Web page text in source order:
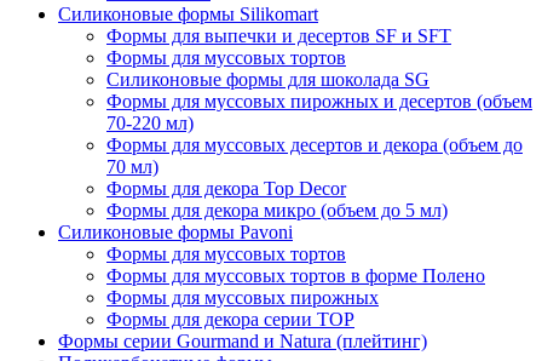
Силиконовые формы Silikomart
Формы для выпечки и десертов SF и SFT
Формы для муссовых тортов
Силиконовые формы для шоколада SG
Формы для муссовых пирожных и десертов (объем
70-220 мл)
Формы для муссовых десертов и декора (объем до
70 мл)
Формы для декора Top Decor
Формы для декора микро (объем до 5 мл)
Силиконовые формы Pavoni
Формы для муссовых тортов
Формы для муссовых тортов в форме Полено
Формы для муссовых пирожных
Формы для декора серии TOP
Формы серии Gourmand и Natura (плейтинг)